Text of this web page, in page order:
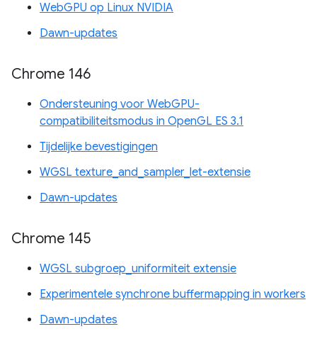
WebGPU op Linux NVIDIA
Dawn-updates
Chrome 146
Ondersteuning voor WebGPU-
compatibiliteitsmodus in OpenGL ES 3.1
Tijdelijke bevestigingen
WGSL texture_and_sampler_let-extensie
Dawn-updates
Chrome 145
WGSL subgroep_uniformiteit extensie
Experimentele synchrone buffermapping in workers
Dawn-updates